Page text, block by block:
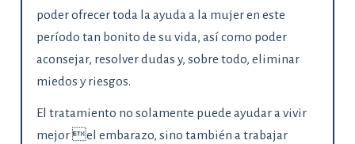
poder ofrecer toda la ayuda a la mujer en este
período tan bonito de su vida, así como poder
aconsejar, resolver dudas y, sobre todo, eliminar
miedos y riesgos.
El tratamiento no solamente puede ayudar a vivir
mejor el embarazo, sino también a trabajar